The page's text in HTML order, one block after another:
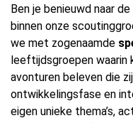
Ben je benieuwd naar
binnen onze
we met zogenaamde
leeftijdsgroepen waarin
avonturen beleven die
ontwikkelingsfase en
eigen unieke thema’s,